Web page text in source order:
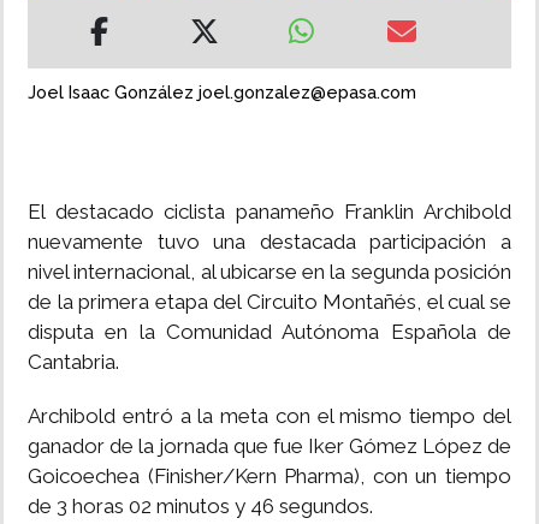
MULTIMEDIA
Joel Isaac González joel.gonzalez@epasa.com
El destacado ciclista panameño Franklin Archibold
nuevamente tuvo una destacada participación a
nivel internacional, al ubicarse en la segunda posición
de la primera etapa del Circuito Montañés, el cual se
disputa en la Comunidad Autónoma Española de
Cantabria.
Archibold entró a la meta con el mismo tiempo del
ganador de la jornada que fue Iker Gómez López de
Goicoechea (Finisher/Kern Pharma), con un tiempo
de 3 horas 02 minutos y 46 segundos.